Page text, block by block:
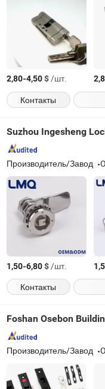
2,80-4,50$/шт.
Контакты
Suzhou Ingesheng
Производитель/Завод
1,50-6,80$/шт.
Контакты
Foshan Osebon
Производитель/Завод